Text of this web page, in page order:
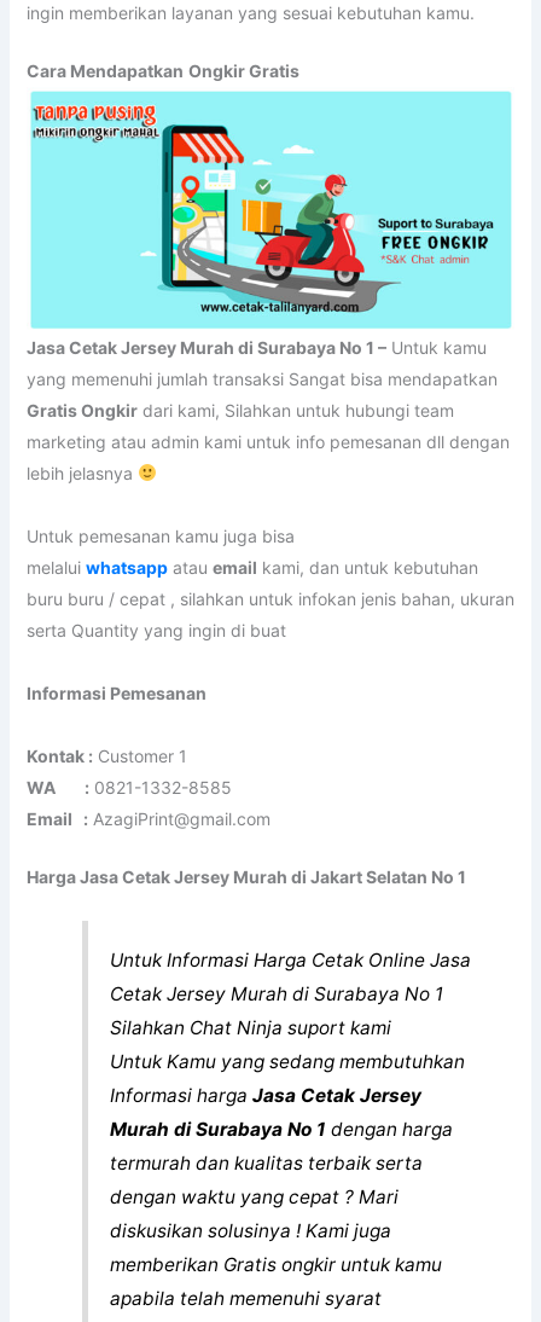
ingin memberikan layanan yang sesuai kebutuhan kamu.
Cara Mendapatkan Ongkir Gratis
Jasa Cetak Jersey Murah di Surabaya No 1 –Untuk kamu
yang memenuhi jumlah transaksi Sangat bisa mendapatkan
Gratis Ongkirdari kami, Silahkan untuk hubungi team
marketing atau admin kami untuk info pemesanan dll dengan
lebih jelasnya
Untuk pemesanan kamu juga bisa
melalui whatsappatau email kami, dan untuk kebutuhan
buru buru / cepat , silahkan untuk infokan jenis bahan, ukuran
serta Quantity yang ingin di buat
Informasi Pemesanan
Kontak : Customer 1
WA : 0821-1332-8585
Email : AzagiPrint@gmail.com
Harga Jasa Cetak Jersey Murah di Jakart Selatan No 1
Untuk Informasi Harga Cetak Online Jasa
Cetak Jersey Murah di Surabaya No 1
Silahkan Chat Ninja suport kami
Untuk Kamu yang sedang membutuhkan
Informasi harga Jasa Cetak Jersey
Murah di Surabaya No 1 dengan harga
termurah dan kualitas terbaik serta
dengan waktu yang cepat ? Mari
diskusikan solusinya ! Kami juga
memberikan Gratis ongkir untuk kamu
apabila telah memenuhi syarat